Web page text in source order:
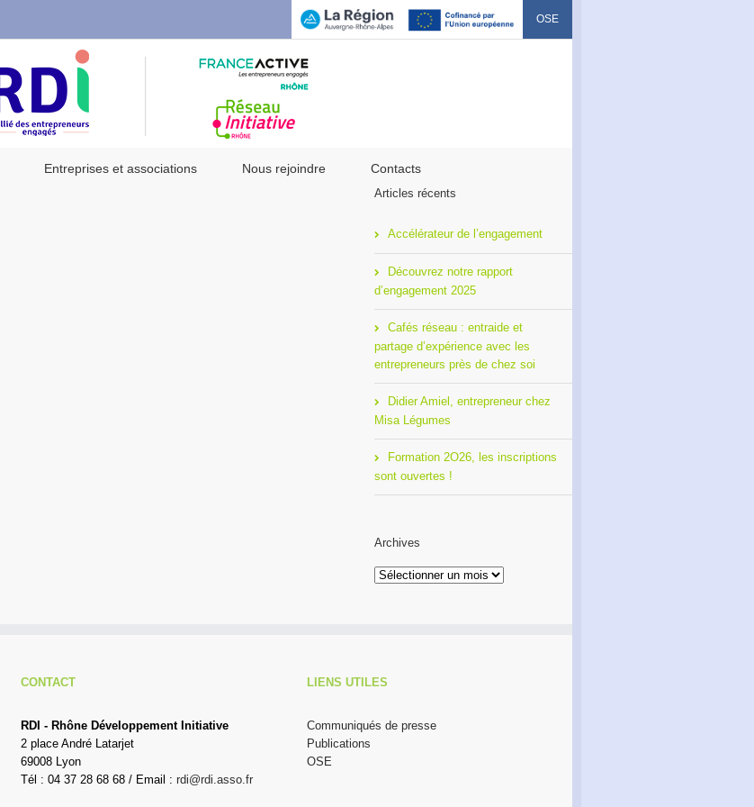
OSE
Entreprises et associations Nous rejoindre Contacts
Articles récents
Accélérateur de l’engagement
Découvrez notre rapport
d’engagement 2025
Cafés réseau : entraide et
partage d’expérience avec les
entrepreneurs près de chez soi
Didier Amiel, entrepreneur chez
Misa Légumes
Formation 2O26, les inscriptions
sont ouvertes !
Archives
Archives
CONTACT
RDI - Rhône Développement Initiative
2 place André Latarjet
69008 Lyon
Tél : 04 37 28 68 68 / Email :rdi@rdi.asso.fr
LIENS UTILES
Communiqués de presse
Publications
OSE